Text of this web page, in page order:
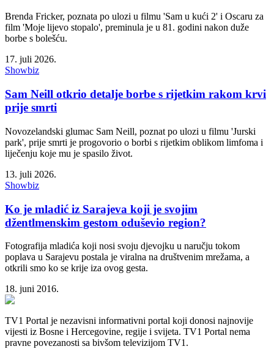
Brenda Fricker, poznata po ulozi u filmu 'Sam u kući 2' i Oscaru za
film 'Moje lijevo stopalo', preminula je u 81. godini nakon duže
borbe s bolešću.
17. juli 2026.
Showbiz
Sam Neill otkrio detalje borbe s rijetkim rakom krvi
prije smrti
Novozelandski glumac Sam Neill, poznat po ulozi u filmu 'Jurski
park', prije smrti je progovorio o borbi s rijetkim oblikom limfoma i
liječenju koje mu je spasilo život.
13. juli 2026.
Showbiz
Ko je mladić iz Sarajeva koji je svojim
džentlmenskim gestom oduševio region?
Fotografija mladića koji nosi svoju djevojku u naručju tokom
poplava u Sarajevu postala je viralna na društvenim mrežama, a
otkrili smo ko se krije iza ovog gesta.
18. juni 2016.
TV1 Portal je nezavisni informativni portal koji donosi najnovije
vijesti iz Bosne i Hercegovine, regije i svijeta. TV1 Portal nema
pravne povezanosti sa bivšom televizijom TV1.